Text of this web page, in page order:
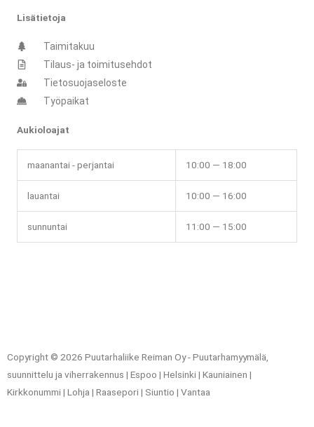
r
a
f
Lisätietoja
Taimitakuu
Tilaus- ja toimitusehdot
Tietosuojaseloste
Työpaikat
Aukioloajat
maanantai - perjantai 10:00 — 18:00
lauantai 10:00 — 16:00
sunnuntai 11:00 — 15:00
Copyright © 2026 Puutarhaliike Reiman Oy - Puutarhamyymälä,
suunnittelu ja viherrakennus | Espoo | Helsinki | Kauniainen |
Kirkkonummi | Lohja | Raasepori | Siuntio | Vantaa